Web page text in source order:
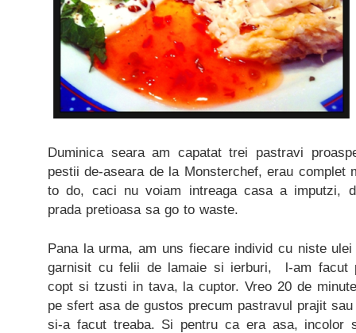
Duminica seara am capatat trei pastravi
pestii de-aseara de la Monsterchef, erau complet
to do, caci nu voiam intreaga casa a imputzi,
prada pretioasa sa go to waste.
Pana la urma, am uns fiecare individ cu niste
garnisit cu felii de lamaie si ierburi, l-am facut
copt si tzusti in tava, la cuptor. Vreo 20 de
pe sfert asa de gustos precum pastravul prajit
si-a facut treaba. Si pentru ca era asa,